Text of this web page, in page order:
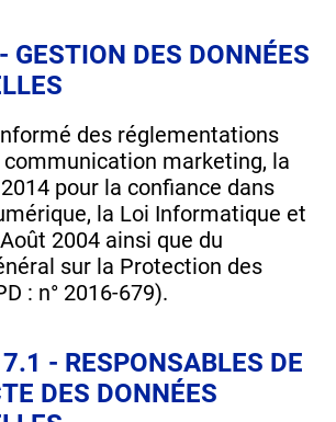
GESTION DES DONNÉES
des réglementations
marketing, la
pour la confiance dans
la Loi Informatique et
2004 ainsi que du
sur la Protection des
: n° 2016-679).
- RESPONSABLES DE
DES DONNÉES